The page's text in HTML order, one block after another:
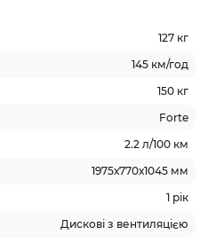
127 кг
145 км/год
150 кг
Forte
2.2 л/100 км
1975х770х1045 мм
1 рік
Дискові з вентиляцією